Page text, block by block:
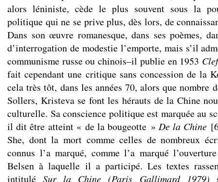
alors léniniste, cède le plus souvent sous la
politique qui ne se prive plus, dès lors, de
Dans son œuvre romanesque, dans ses poèmes,
d’interrogation de modestie l’emporte, mais s’il
communisme russe ou chinois–il publie en 1953
fait cependant une critique sans concession de la
cela très tôt, dans les années 70, alors que nombre
Sollers, Kristeva se font les hérauts de la Chine
culturelle. Sa conscience politique est marquée au
il dit être atteint « de la bougeotte » De la Chine [
She, dont la mort comme celles de nombreux
connus l’a marqué, comme l’a marqué
Belsen à laquelle il a participé. Les textes
intituléSur la Chine (Paris Gallimard 1979)